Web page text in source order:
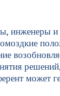
инженеры и
может